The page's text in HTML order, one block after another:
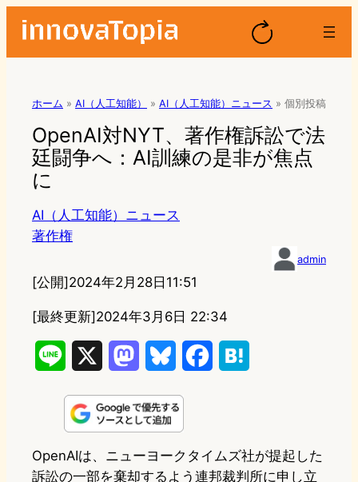
ホーム » AI（人工知能） » AI（人工知能）ニュース » 個別投稿
OpenAI対NYT、著作権訴訟で法
廷闘争へ：AI訓練の是非が焦点
に
AI（人工知能）ニュース
著作権
admin
[公開]2024年2月28日11:51
[最終更新]2024年3月6日 22:34
n
e
s
o
u
e
s
b
e
n
OpenAIは、ニューヨークタイムズ社が提起した
訴訟の一部を棄却するよう連邦裁判所に申し立